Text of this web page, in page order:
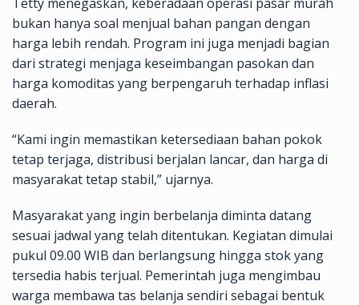
bukan hanya soal menjual bahan pangan dengan
harga lebih rendah. Program ini juga menjadi bagian
dari strategi menjaga keseimbangan pasokan dan
harga komoditas yang berpengaruh terhadap inflasi
daerah.
“Kami ingin memastikan ketersediaan bahan pokok
tetap terjaga, distribusi berjalan lancar, dan harga di
masyarakat tetap stabil,” ujarnya.
Masyarakat yang ingin berbelanja diminta datang
sesuai jadwal yang telah ditentukan. Kegiatan dimulai
pukul 09.00 WIB dan berlangsung hingga stok yang
tersedia habis terjual. Pemerintah juga mengimbau
warga membawa tas belanja sendiri sebagai bentuk